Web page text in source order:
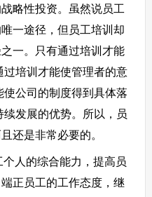
略性投资。虽然说员工
一途径，但员工培训却
一。只有通过培训才能
培训才能使管理者的意
公司的制度得到具体落
发展的优势。所以，员
还是非常必要的。
人的综合能力，提高员
正员工的工作态度，继